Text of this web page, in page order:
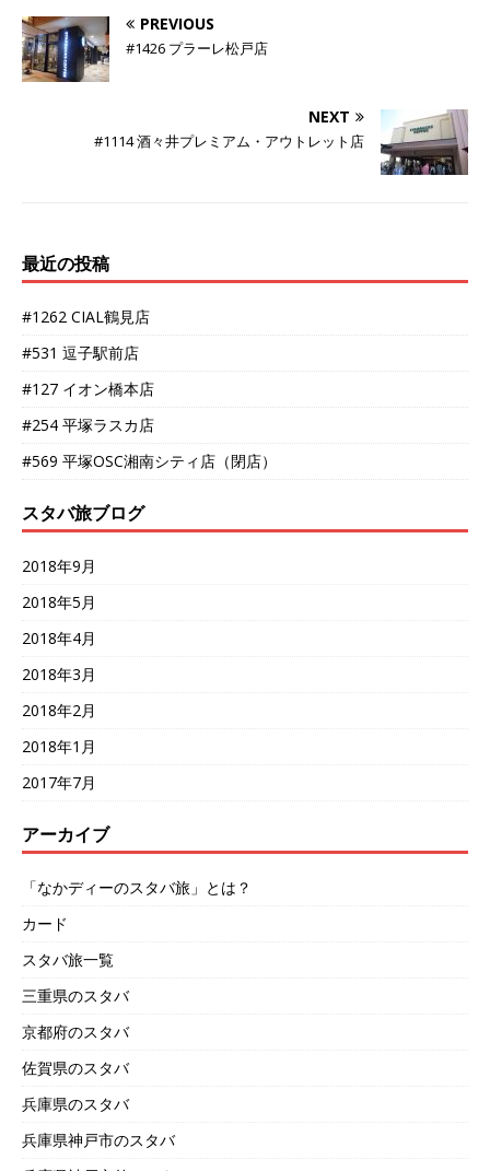
PREVIOUS
#1426 プラーレ松戸店
NEXT
#1114 酒々井プレミアム・アウトレット店
最近の投稿
#1262 CIAL鶴見店
#531 逗子駅前店
#127 イオン橋本店
#254 平塚ラスカ店
#569 平塚OSC湘南シティ店（閉店）
スタバ旅ブログ
2018年9月
2018年5月
2018年4月
2018年3月
2018年2月
2018年1月
2017年7月
アーカイブ
「なかディーのスタバ旅」とは？
カード
スタバ旅一覧
三重県のスタバ
京都府のスタバ
佐賀県のスタバ
兵庫県のスタバ
兵庫県神戸市のスタバ